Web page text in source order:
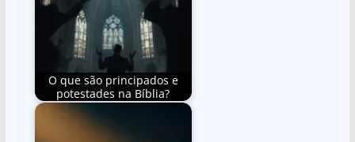
O que são principados e
potestades na Bíblia?